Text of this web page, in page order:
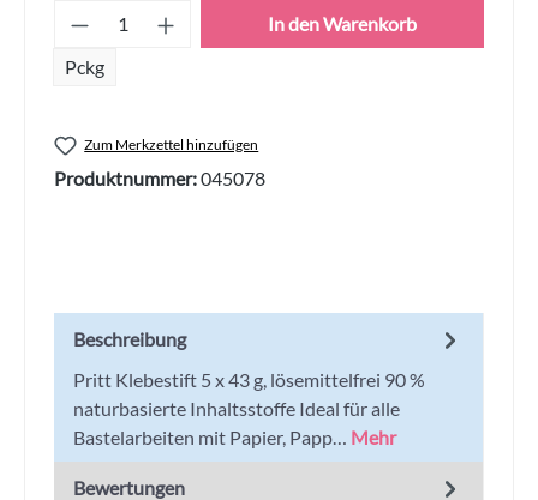
Produkt Anzahl: Gib den gewünschten
Pckg
In den Warenkorb
Zum Merkzettel hinzufügen
Produktnummer:045078
Beschreibung
Pritt Klebestift 5 x 43 g, lösemittelfrei 90 %
naturbasierte Inhaltsstoffe Ideal für alle
Bastelarbeiten mit Papier, Papp… Mehr
Bewertungen